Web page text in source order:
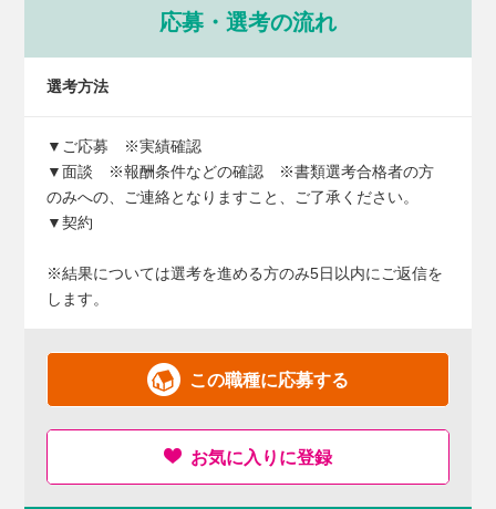
応募・選考の流れ
選考方法
▼ご応募 ※実績確認
▼面談 ※報酬条件などの確認 ※書類選考合格者の方
のみへの、ご連絡となりますこと、ご了承ください。
▼契約
※結果については選考を進める方のみ5日以内にご返信を
します。
この職種に応募する
お気に入りに登録